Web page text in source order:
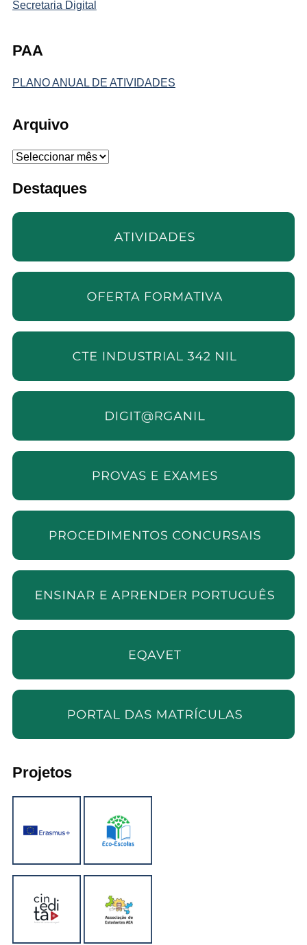
Secretaria Digital
PAA
PLANO ANUAL DE ATIVIDADES
Arquivo
Arquivo
Destaques
Projetos